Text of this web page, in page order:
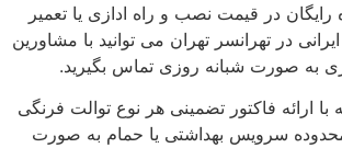
در قیمت نصب و راه ادازی یا تعمیر
در تهرانسر تهران می توانید با مشاورین
به صورت شبانه روزی تماس بگیرید.
با ارائه فاکتور تضمینی هر نوع توالت فرنگی
سرویس بهداشتی یا حمام به صورت